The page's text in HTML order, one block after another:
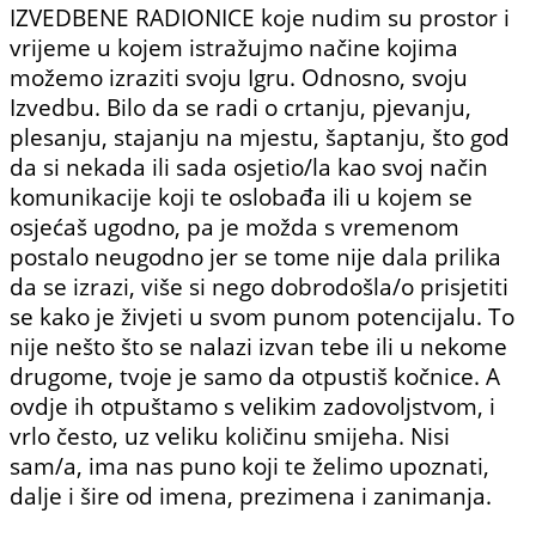
IZVEDBENE RADIONICE koje nudim su prostor i
vrijeme u kojem istražujmo načine kojima
možemo izraziti svoju Igru. Odnosno, svoju
Izvedbu. Bilo da se radi o crtanju, pjevanju,
plesanju, stajanju na mjestu, šaptanju, što god
da si nekada ili sada osjetio/la kao svoj način
komunikacije koji te oslobađa ili u kojem se
osjećaš ugodno, pa je možda s vremenom
postalo neugodno jer se tome nije dala prilika
da se izrazi, više si nego dobrodošla/o prisjetiti
se kako je živjeti u svom punom potencijalu. To
nije nešto što se nalazi izvan tebe ili u nekome
drugome, tvoje je samo da otpustiš kočnice. A
ovdje ih otpuštamo s velikim zadovoljstvom, i
vrlo često, uz veliku količinu smijeha. Nisi
sam/a, ima nas puno koji te želimo upoznati,
dalje i šire od imena, prezimena i zanimanja.